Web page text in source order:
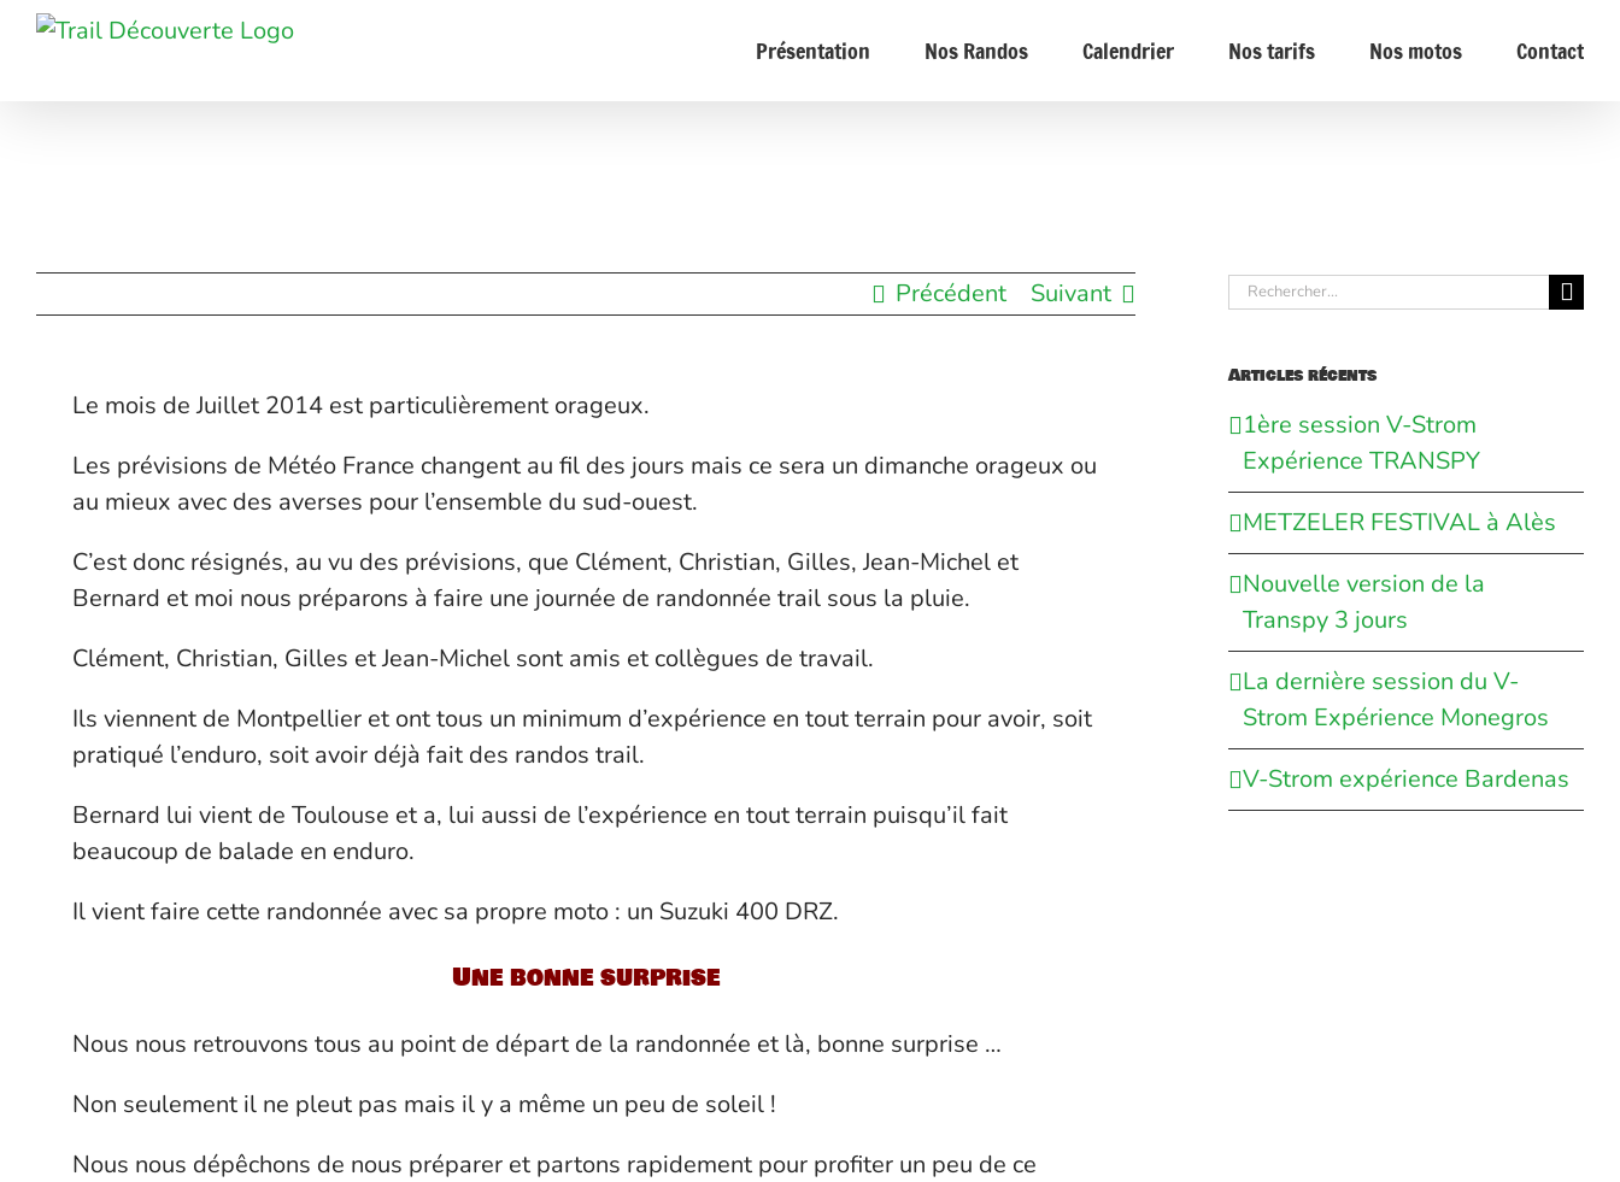
Passer
Présentation Nos Randos Calendrier Nos tarifs Nos motos Contact
Précédent Suivant
Le mois de Juillet 2014 est particulièrement orageux.
Les prévisions de Météo France changent au fil des jours mais ce sera un dimanche orageux ou
au mieux avec des averses pour l’ensemble du sud-ouest.
C’est donc résignés, au vu des prévisions, que Clément, Christian, Gilles, Jean-Michel et
Bernard et moi nous préparons à faire une journée de randonnée trail sous la pluie.
Clément, Christian, Gilles et Jean-Michel sont amis et collègues de travail.
Ils viennent de Montpellier et ont tous un minimum d’expérience en tout terrain pour avoir, soit
pratiqué l’enduro, soit avoir déjà fait des randos trail.
Bernard lui vient de Toulouse et a, lui aussi de l’expérience en tout terrain puisqu’il fait
beaucoup de balade en enduro.
Il vient faire cette randonnée avec sa propre moto : un Suzuki 400 DRZ.
Une bonne surprise
Nous nous retrouvons tous au point de départ de la randonnée et là, bonne surprise …
Non seulement il ne pleut pas mais il y a même un peu de soleil !
Nous nous dépêchons de nous préparer et partons rapidement pour profiter un peu de ce
Rechercher:
Articles récents
1ère session V-Strom
Expérience TRANSPY
METZELER FESTIVAL à Alès
Nouvelle version de la
Transpy 3 jours
La dernière session du V-
Strom Expérience Monegros
V-Strom expérience Bardenas